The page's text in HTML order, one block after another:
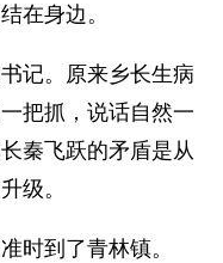
在身边。
记。原来乡长生病
把抓，说话自然一
秦飞跃的矛盾是从
级。
到了青林镇。